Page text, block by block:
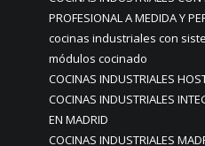
PROFESIONAL A MEDIDA Y
cocinas industriales con
módulos cocinado
COCINAS INDUSTRIALES
COCINAS INDUSTRIALES
EN MADRID
COCINAS INDUSTRIALES